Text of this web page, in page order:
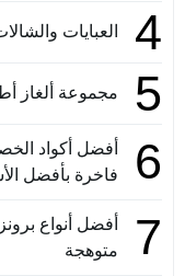
4 العبايات
5 مجموعة ألغاز
6
أفضل أكواد
فاخرة بأفضل
7
أفضل أنواع
متوهجة